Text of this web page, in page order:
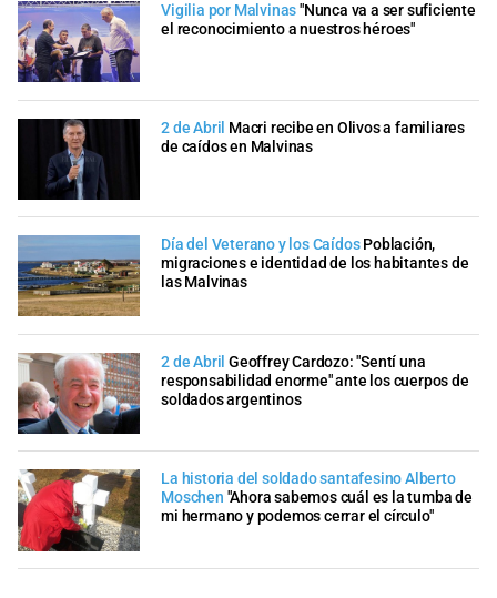
Vigilia por Malvinas"Nunca va a ser suficiente
el reconocimiento a nuestros héroes"
2 de Abril Macri recibe en Olivos a familiares
de caídos en Malvinas
Día del Veterano y los Caídos Población,
migraciones e identidad de los habitantes de
las Malvinas
2 de Abril Geoffrey Cardozo: "Sentí una
responsabilidad enorme" ante los cuerpos de
soldados argentinos
La historia del soldado santafesino Alberto
Moschen "Ahora sabemos cuál es la tumba de
mi hermano y podemos cerrar el círculo"